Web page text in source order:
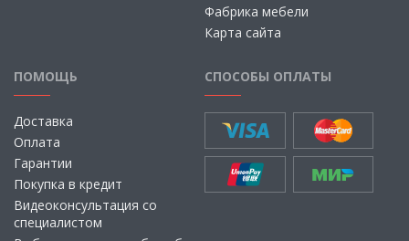
Фабрика мебели
Карта сайта
ПОМОЩЬ
Доставка
Оплата
Гарантии
Покупка в кредит
Видеоконсультация со
специалистом
СПОСОБЫ ОПЛАТЫ